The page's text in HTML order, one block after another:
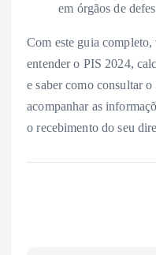
em órgãos de
Com este guia completo,
entender o PIS 2024,
e saber como consultar
acompanhar as
o recebimento do seu